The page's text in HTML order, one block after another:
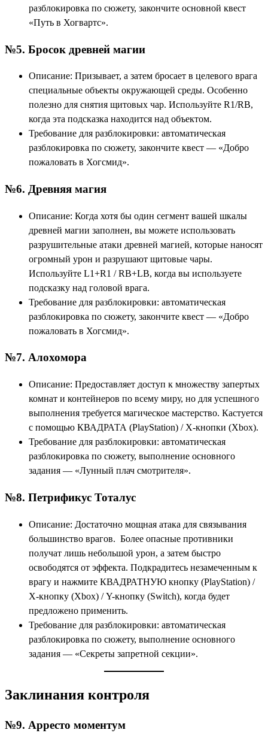
разблокировка по сюжету, закончите основной квест
«Путь в Хогвартс».
№5. Бросок древней магии
Описание: Призывает, а затем бросает в целевого врага
специальные объекты окружающей среды. Особенно
полезно для снятия щитовых чар. Используйте R1/RB,
когда эта подсказка находится над объектом.
Требование для разблокировки: автоматическая
разблокировка по сюжету, закончите квест — «Добро
пожаловать в Хогсмид».
№6. Древняя магия
Описание: Когда хотя бы один сегмент вашей шкалы
древней магии заполнен, вы можете использовать
разрушительные атаки древней магией, которые наносят
огромный урон и разрушают щитовые чары.
Используйте L1+R1 / RB+LB, когда вы используете
подсказку над головой врага.
Требование для разблокировки: автоматическая
разблокировка по сюжету, закончите квест — «Добро
пожаловать в Хогсмид».
№7. Алохомора
Описание: Предоставляет доступ к множеству запертых
комнат и контейнеров по всему миру, но для успешного
выполнения требуется магическое мастерство. Кастуется
с помощью КВАДРАТА (PlayStation) / X-кнопки (Xbox).
Требование для разблокировки: автоматическая
разблокировка по сюжету, выполнение основного
задания — «Лунный плач смотрителя».
№8. Петрификус Тоталус
Описание: Достаточно мощная атака для связывания
большинство врагов. Более опасные противники
получат лишь небольшой урон, а затем быстро
освободятся от эффекта. Подкрадитесь незамеченным к
врагу и нажмите КВАДРАТНУЮ кнопку (PlayStation) /
X-кнопку (Xbox) / Y-кнопку (Switch), когда будет
предложено применить.
Требование для разблокировки: автоматическая
разблокировка по сюжету, выполнение основного
задания — «Секреты запретной секции».
Заклинания контроля
№9. Арресто моментум